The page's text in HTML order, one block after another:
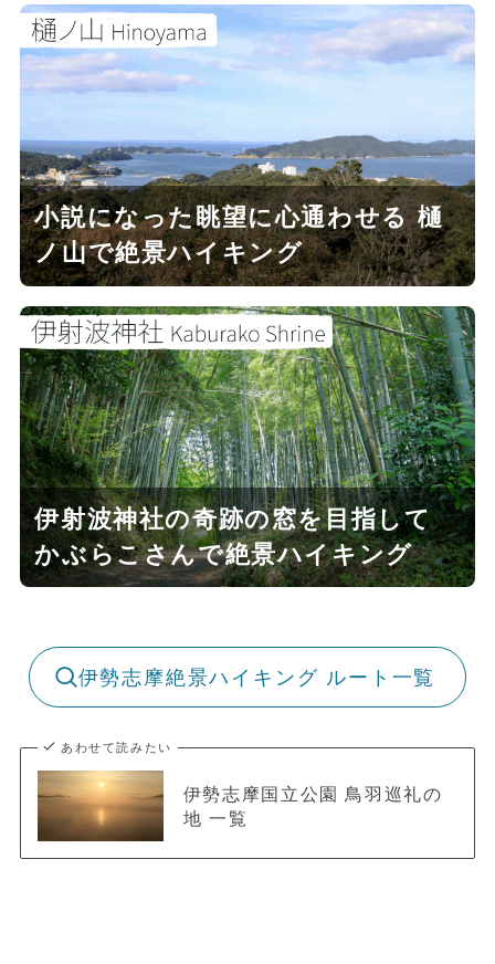
小説になった眺望に心通わせる 樋
ノ山で絶景ハイキング
伊射波神社の奇跡の窓を目指して
かぶらこさんで絶景ハイキング
伊勢志摩絶景ハイキング ルート一覧
あわせて読みたい
伊勢志摩国立公園 鳥羽巡礼の
地 一覧